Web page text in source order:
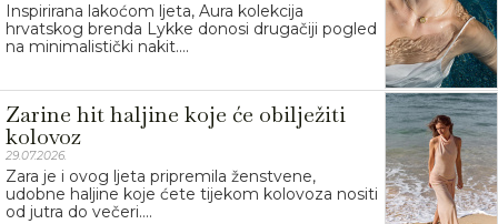
Inspirirana lakoćom ljeta, Aura kolekcija
hrvatskog brenda Lykke donosi drugačiji pogled
na minimalistički nakit....
Zarine hit haljine koje će obilježiti
kolovoz
29.07.2026.
Zara je i ovog ljeta pripremila ženstvene,
udobne haljine koje ćete tijekom kolovoza nositi
od jutra do večeri....